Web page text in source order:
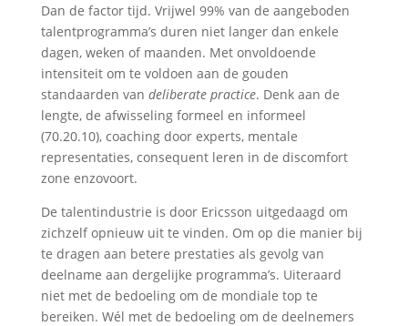
Dan de factor tijd. Vrijwel 99% van de aangeboden
talentprogramma’s duren niet langer dan enkele
dagen, weken of maanden. Met onvoldoende
intensiteit om te voldoen aan de gouden
standaarden van deliberate practice. Denk aan de
lengte, de afwisseling formeel en informeel
(70.20.10), coaching door experts, mentale
representaties, consequent leren in de discomfort
zone enzovoort.
De talentindustrie is door Ericsson uitgedaagd om
zichzelf opnieuw uit te vinden. Om op die manier bij
te dragen aan betere prestaties als gevolg van
deelname aan dergelijke programma’s. Uiteraard
niet met de bedoeling om de mondiale top te
bereiken. Wél met de bedoeling om de deelnemers